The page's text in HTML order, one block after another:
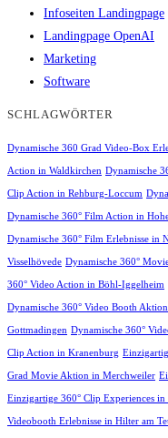
Infoseiten Landingpage
Landingpage OpenAI
Marketing
Software
SCHLAGWÖRTER
Dynamische 360 Grad Video-Box
Action in Waldkirchen Dynamische
Clip Action in Rehburg-Loccum
Dynamische 360° Film Action in
Dynamische 360° Film Erlebnisse in
Visselhövede Dynamische 360°
360° Video Action in Böhl-Iggelheim
Dynamische 360° Video Booth
Gottmadingen Dynamische 360°
Clip Action in Kranenburg
Grad Movie Aktion in Merchweiler
Einzigartige 360° Clip Experiences
Videobooth Erlebnisse in Hilter am